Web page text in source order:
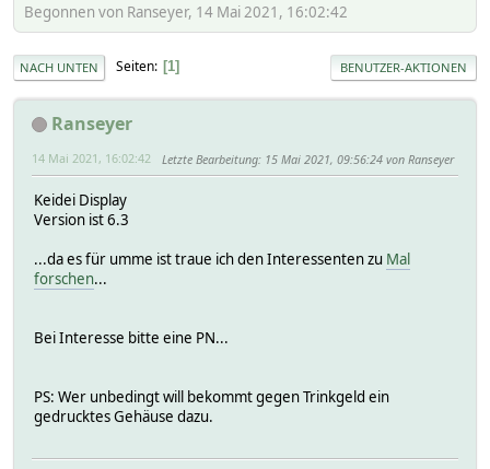
Begonnen von Ranseyer, 14 Mai 2021, 16:02:42
NACH UNTEN Seiten 1 BENUTZER-AKTIONEN
Ranseyer
14 Mai 2021, 16:02:42 Letzte Bearbeitung: 15 Mai 2021, 09:56:24 von Ranseyer
Keidei Display
Version ist 6.3
...da es für umme ist traue ich den Interessenten zu Mal
forschen...
Bei Interesse bitte eine PN...
PS: Wer unbedingt will bekommt gegen Trinkgeld ein
gedrucktes Gehäuse dazu.